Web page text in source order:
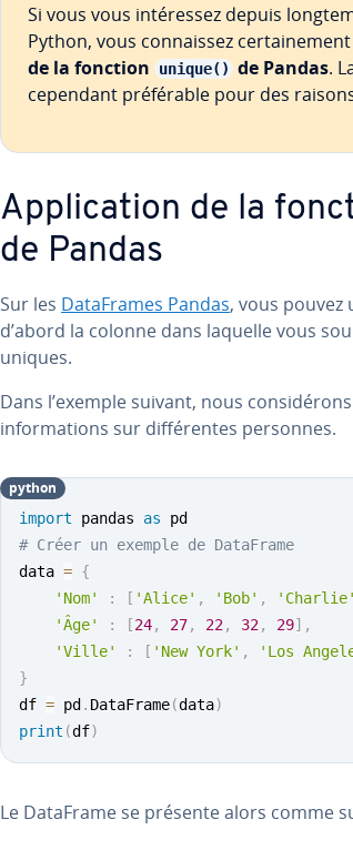
Si vous vous in­té­res­sez depuis
Python, vous con­nais­sez
de la fonction
unique() de Pandas.
cependant pré­fé­rable pour des
Ap­pli­ca­tion de la
de Pandas
Sur les Da­ta­Frames Pandas, vous pouvez
d’abord la colonne dans laquelle vous
uniques.
Dans l’exemple suivant, nous
in­for­ma­tions sur dif­fé­rentes personnes.
import pandas as
# Créer un exemple de DataFrame
data = {
'Nom'
: [ 'Alice' , 'Bob' , 'Charlie'
'Âge'
: [24, 27, 22, 32, 29] ,
'Ville'
: [ 'New York' , 'Los
}
df = pd . DataFrame(data)
print (df)
python
Le DataFrame se présente alors comme